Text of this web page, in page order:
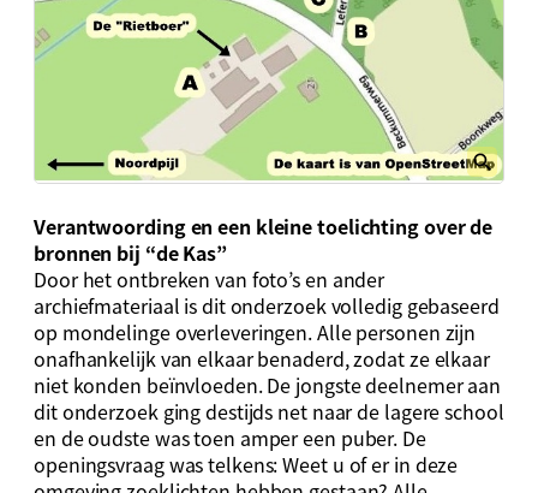
Verantwoording en een kleine toelichting over de
bronnen bij “de Kas”
Door het ontbreken van foto’s en ander
archiefmateriaal is dit onderzoek volledig gebaseerd
op mondelinge overleveringen. Alle personen zijn
onafhankelijk van elkaar benaderd, zodat ze elkaar
niet konden beïnvloeden. De jongste deelnemer aan
dit onderzoek ging destijds net naar de lagere school
en de oudste was toen amper een puber. De
openingsvraag was telkens: Weet u of er in deze